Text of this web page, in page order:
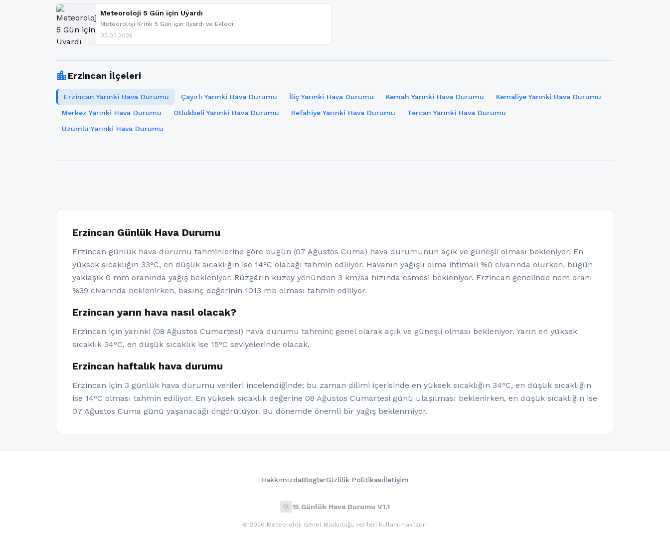
Meteoroloji 5 Gün için Uyardı
Meteoroloji Kritik 5 Gün için Uyardı ve Ekledi
02.03.2026
location_cityErzincan İlçeleri
Erzincan Yarınki Hava Durumu Çayırlı Yarınki Hava Durumu İliç Yarınki Hava Durumu Kemah Yarınki Hava Durumu
Kemaliye Yarınki Hava Durumu
Merkez Yarınki Hava Durumu
Otlukbeli Yarınki Hava Durumu Refahiye Yarınki Hava Durumu
Tercan Yarınki Hava Durumu
Üzümlü Yarınki Hava Durumu
Erzincan Günlük Hava Durumu
Erzincan günlük hava durumu tahminlerine göre bugün (07 Ağustos Cuma) hava durumunun açık ve güneşli olması bekleniyor. En
yüksek sıcaklığın 33°C, en düşük sıcaklığın ise 14°C olacağı tahmin ediliyor. Havanın yağışlı olma ihtimali %0 civarında olurken, bugün
yaklaşık 0 mm oranında yağış bekleniyor. Rüzgârın kuzey yönünden 3 km/sa hızında esmesi bekleniyor. Erzincan genelinde nem oranı
%39 civarında beklenirken, basınç değerinin 1013 mb olması tahmin ediliyor.
Erzincan yarın hava nasıl olacak?
Erzincan için yarınki (08 Ağustos Cumartesi) hava durumu tahmini; genel olarak açık ve güneşli olması bekleniyor. Yarın en yüksek
sıcaklık 34°C, en düşük sıcaklık ise 15°C seviyelerinde olacak.
Erzincan haftalık hava durumu
Erzincan için 3 günlük hava durumu verileri incelendiğinde; bu zaman dilimi içerisinde en yüksek sıcaklığın 34°C, en düşük sıcaklığın
ise 14°C olması tahmin ediliyor. En yüksek sıcaklık değerine 08 Ağustos Cumartesi günü ulaşılması beklenirken, en düşük sıcaklığın ise
07 Ağustos Cuma günü yaşanacağı öngörülüyor. Bu dönemde önemli bir yağış beklenmiyor.
HakkımızdaBloglarGizlilik Politikasıİletişim
wb_sunny 15 Günlük Hava Durumu V1.1
© 2026 Meteoroloji Genel Müdürlüğü verileri kullanılmaktadır.